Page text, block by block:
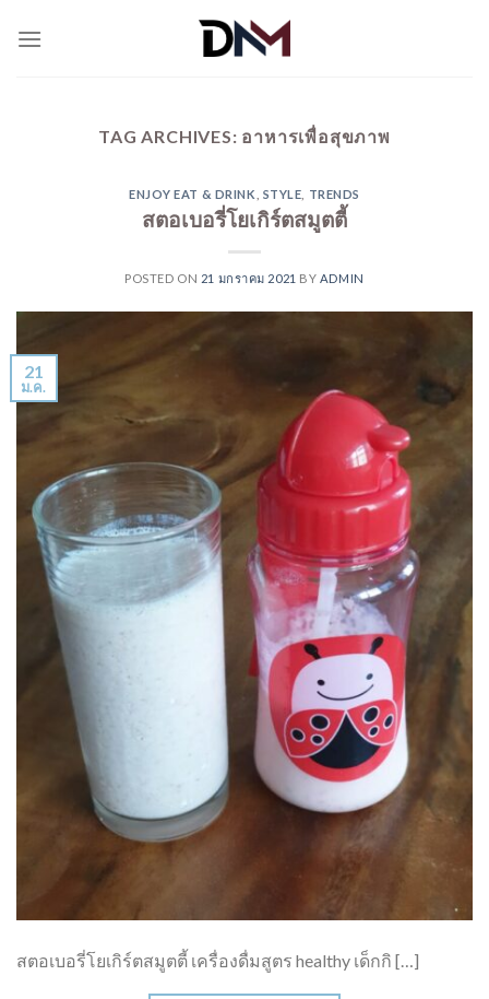
TAG ARCHIVES: อาหารเพื่อสุขภาพ
ENJOY EAT & DRINK STYLE TRENDS
สตอเบอรี่โยเกิร์ตสมูตตี้
POSTED ON 21 มกราคม 2021 BY ADMIN
21
ม.ค.
สตอเบอรี่โยเกิร์ตสมูตตี้ เครื่องดื่มสูตร healthy เด็กกิ […]